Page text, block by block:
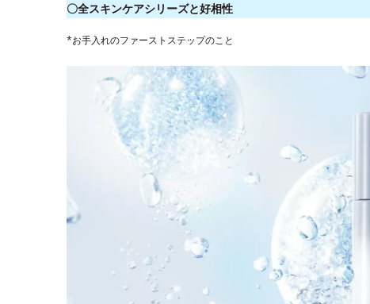
〇全スキンケアシリーズと好相性
*お手入れのファーストステップのこと